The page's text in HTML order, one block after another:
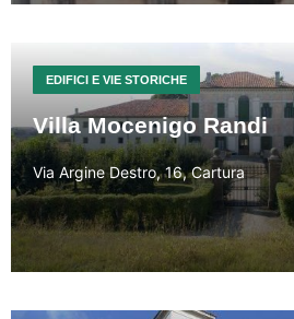
EDIFICI E VIE STORICHE
Villa Mocenigo Randi
Via Argine Destro, 16, Cartura